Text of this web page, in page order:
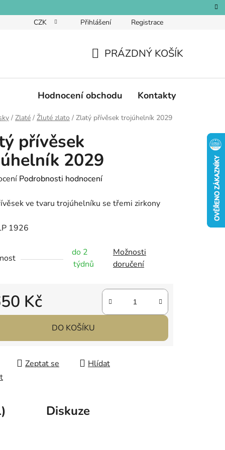
CZK Přihlášení Registrace
KOŠÍK
PRÁZDNÝ KOŠÍK
Hodnocení obchodu Kontakty
/ Zlaté / Žluté zlato / Zlatý přívěsek trojúhelník 2029
přívěsek
2029
Podrobnosti hodnocení
ve tvaru trojúhelníku se třemi zirkony
1926
do 2
týdnů
Možnosti
doručení
Kč
DO KOŠÍKU
Zeptat se
Hlídat
Diskuze